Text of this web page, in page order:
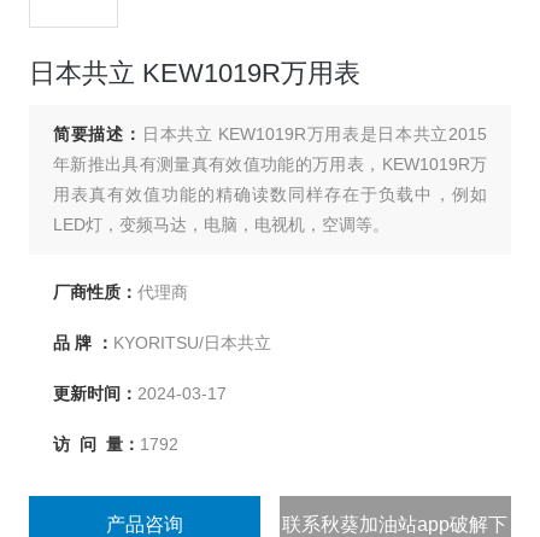
日本共立 KEW1019R万用表
简要描述： 日本共立 KEW1019R万用表是日本共立2015
年新推出具有测量真有效值功能的万用表，KEW1019R万
用表真有效值功能的精确读数同样存在于负载中，例如
LED灯，变频马达，电脑，电视机，空调等。
厂商性质： 代理商
品 牌 ： KYORITSU/日本共立
更新时间： 2024-03-17
访 问 量： 1792
产品咨询 联系秋葵加油站app破解下